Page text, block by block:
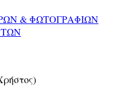
& ΦΩΤΟΓΡΑΦΙΩΝ